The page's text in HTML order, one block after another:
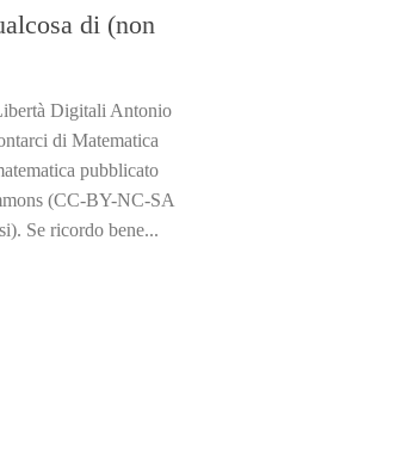
di (non
Digitali Antonio
di Matematica
pubblicato
(CC-BY-NC-SA
Se ricordo bene...